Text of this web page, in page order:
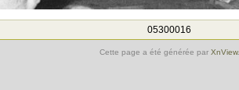
05300016
Cette page a été générée par XnView.